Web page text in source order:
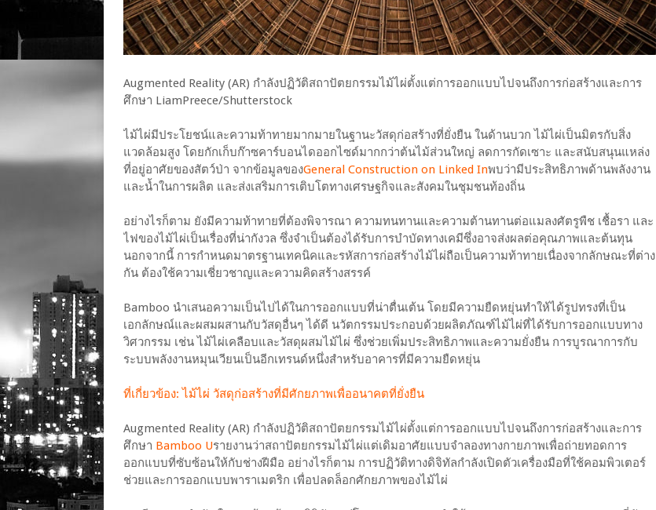
Augmented Reality (AR) กำลังปฏิวัติสถาปัตยกรรมไม้ไผ่ตั้งแต่การออกแบบไปจนถึงการก่อสร้างและการ
ศึกษา LiamPreece/Shutterstock
ไม้ไผ่มีประโยชน์และความท้าทายมากมายในฐานะวัสดุก่อสร้างที่ยั่งยืน ในด้านบวก ไม้ไผ่เป็นมิตรกับสิ่ง
แวดล้อมสูง โดยกักเก็บก๊าซคาร์บอนไดออกไซด์มากกว่าต้นไม้ส่วนใหญ่ ลดการกัดเซาะ และสนับสนุนแหล่ง
ที่อยู่อาศัยของสัตว์ป่า จากข้อมูลของGeneral Construction on Linked Inพบว่ามีประสิทธิภาพด้านพลังงาน
และน้ำในการผลิต และส่งเสริมการเติบโตทางเศรษฐกิจและสังคมในชุมชนท้องถิ่น
อย่างไรก็ตาม ยังมีความท้าทายที่ต้องพิจารณา ความทนทานและความต้านทานต่อแมลงศัตรูพืช เชื้อรา และ
ไฟของไม้ไผ่เป็นเรื่องที่น่ากังวล ซึ่งจำเป็นต้องได้รับการบำบัดทางเคมีซึ่งอาจส่งผลต่อคุณภาพและต้นทุน
นอกจากนี้ การกำหนดมาตรฐานเทคนิคและรหัสการก่อสร้างไม้ไผ่ถือเป็นความท้าทายเนื่องจากลักษณะที่ต่าง
กัน ต้องใช้ความเชี่ยวชาญและความคิดสร้างสรรค์
Bamboo นำเสนอความเป็นไปได้ในการออกแบบที่น่าตื่นเต้น โดยมีความยืดหยุ่นทำให้ได้รูปทรงที่เป็น
เอกลักษณ์และผสมผสานกับวัสดุอื่นๆ ได้ดี นวัตกรรมประกอบด้วยผลิตภัณฑ์ไม้ไผ่ที่ได้รับการออกแบบทาง
วิศวกรรม เช่น ไม้ไผ่เคลือบและวัสดุผสมไม้ไผ่ ซึ่งช่วยเพิ่มประสิทธิภาพและความยั่งยืน การบูรณาการกับ
ระบบพลังงานหมุนเวียนเป็นอีกเทรนด์หนึ่งสำหรับอาคารที่มีความยืดหยุ่น
ที่เกี่ยวข้อง: ไม้ไผ่ วัสดุก่อสร้างที่มีศักยภาพเพื่ออนาคตที่ยั่งยืน
Augmented Reality (AR) กำลังปฏิวัติสถาปัตยกรรมไม้ไผ่ตั้งแต่การออกแบบไปจนถึงการก่อสร้างและการ
ศึกษา Bamboo Uรายงานว่าสถาปัตยกรรมไม้ไผ่แต่เดิมอาศัยแบบจำลองทางกายภาพเพื่อถ่ายทอดการ
ออกแบบที่ซับซ้อนให้กับช่างฝีมือ อย่างไรก็ตาม การปฏิวัติทางดิจิทัลกำลังเปิดตัวเครื่องมือที่ใช้คอมพิวเตอร์
ช่วยและการออกแบบพาราเมตริก เพื่อปลดล็อกศักยภาพของไม้ไผ่